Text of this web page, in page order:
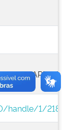
ARROZ
handle/1/2181